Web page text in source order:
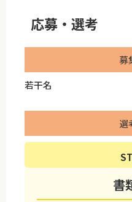
応募・選考
募
若干名
選
書